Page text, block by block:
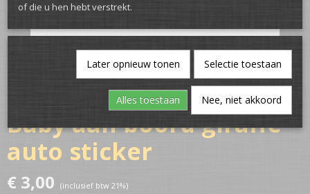
Baby aan boord giraffe
auto sticker
€ 3,00 (inclusief btw 21%)
of die u hen hebt verstrekt.
Later opnieuw tonen Selectie toestaan
Alles toestaan Nee, niet akkoord